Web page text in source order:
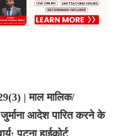
| माल मालिक/
आदेश पारित करने के